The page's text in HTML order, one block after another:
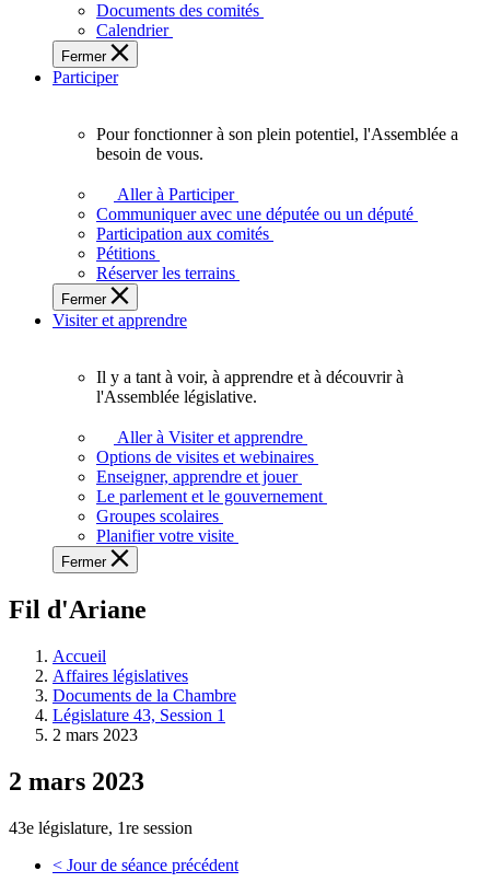
des
Ontariennes
et
Documents des comités
Calendrier
Fermer
Participer
plein
potentiel,
l'Assemblée
a
besoin
de
Pour fonctionner à son plein potentiel, l'Assemblée a
besoin de vous.
Aller à Participer
Communiquer avec une députée ou un député
Participation aux comités
Pétitions
Réserver les terrains
Fermer
Visiter et apprendre
voir,
apprendre
et
à
à
législative.
Il y a tant à voir, à apprendre et à découvrir à
l'Assemblée législative.
Aller à Visiter et apprendre
Options de visites et webinaires
Enseigner, apprendre et jouer
Le parlement et le gouvernement
Groupes scolaires
Planifier votre visite
Fermer
Fil d'Ariane
Accueil
Affaires législatives
Documents de la Chambre
Législature 43, Session 1
2 mars 2023
2 mars 2023
43e législature, 1re session
< Jour de séance précédent